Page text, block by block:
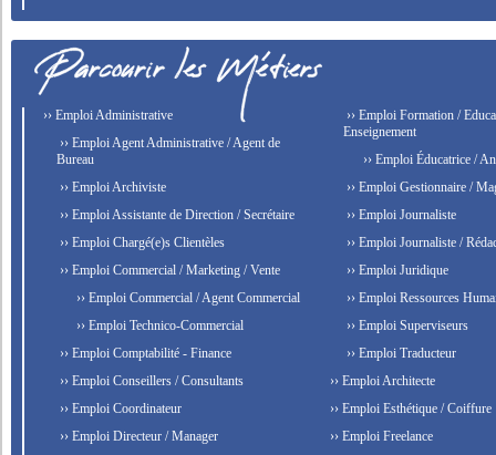
›› Emploi Administrative
›› Emploi Agent Administrative / Agent de
Bureau
›› Emploi Archiviste
›› Emploi Assistante de Direction / Secrétaire
›› Emploi Chargé(e)s Clientèles
›› Emploi Commercial / Marketing / Vente
›› Emploi Commercial / Agent Commercial
›› Emploi Technico-Commercial
›› Emploi Comptabilité - Finance
›› Emploi Conseillers / Consultants
›› Emploi Coordinateur
›› Emploi Directeur / Manager
›› Emploi Formation /
Enseignement
›› Emploi Éducatrice /
›› Emploi Gestionnaire /
›› Emploi Journaliste
›› Emploi Journaliste /
›› Emploi Juridique
›› Emploi Ressources
›› Emploi Superviseurs
›› Emploi Traducteur
›› Emploi Architecte
›› Emploi Esthétique / Coiffure
›› Emploi Freelance